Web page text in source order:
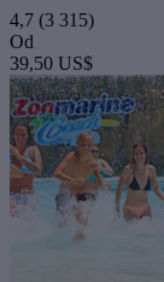
4,7 (3 315)
Od
39,50 US$